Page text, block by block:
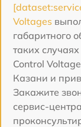
Voltages
габаритного
таких
Control
Казани и
Закажите
сервис-